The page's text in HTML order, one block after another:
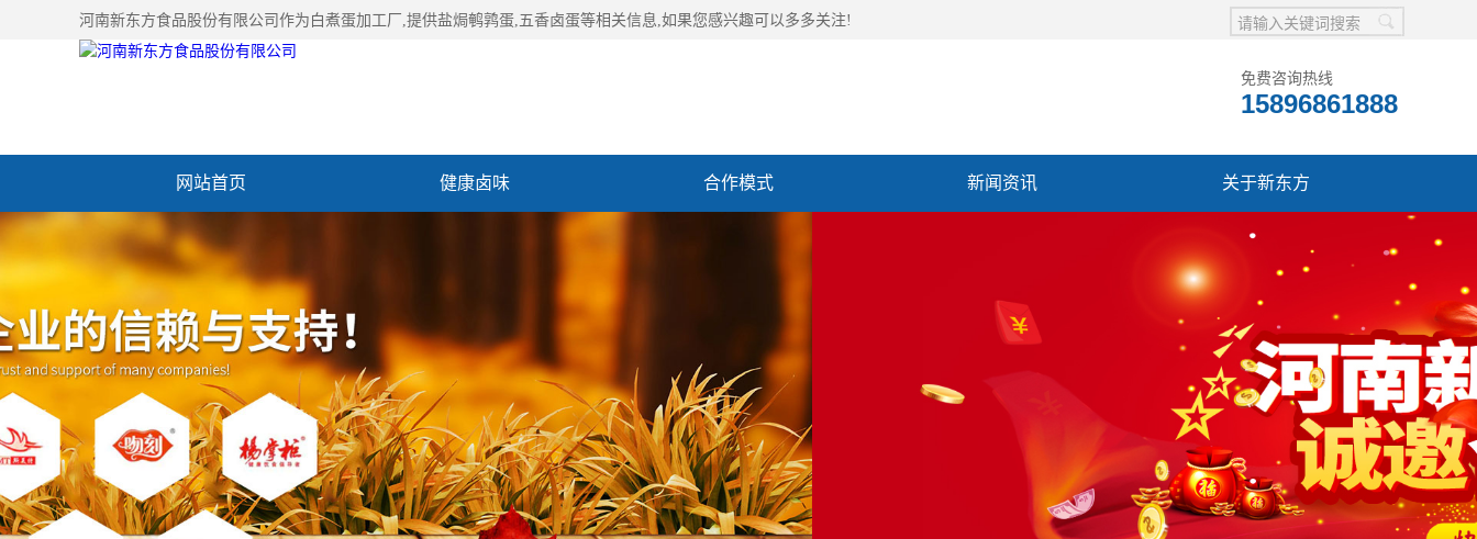
河南新东方食品股份有限公司作为 白煮蛋加工厂 ,提供盐焗鹌鹑蛋,五香卤蛋等相关信息,如果您感兴趣可以多多关注!
免费咨询热线
15896861888
网站首页 健康卤味 合作模式 新闻资讯 关于新东方
加入新东方